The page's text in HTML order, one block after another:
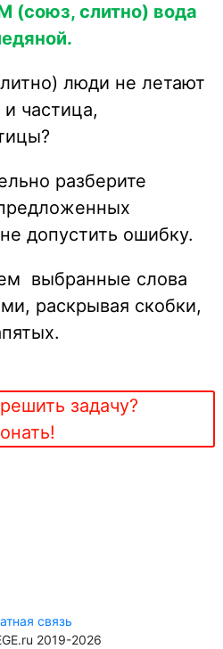
(союз, слитно) вода
люди не летают
частица,
разберите
допустить ошибку.
выбранные слова
раскрывая скобки,
задачу?
связь
2019-2026